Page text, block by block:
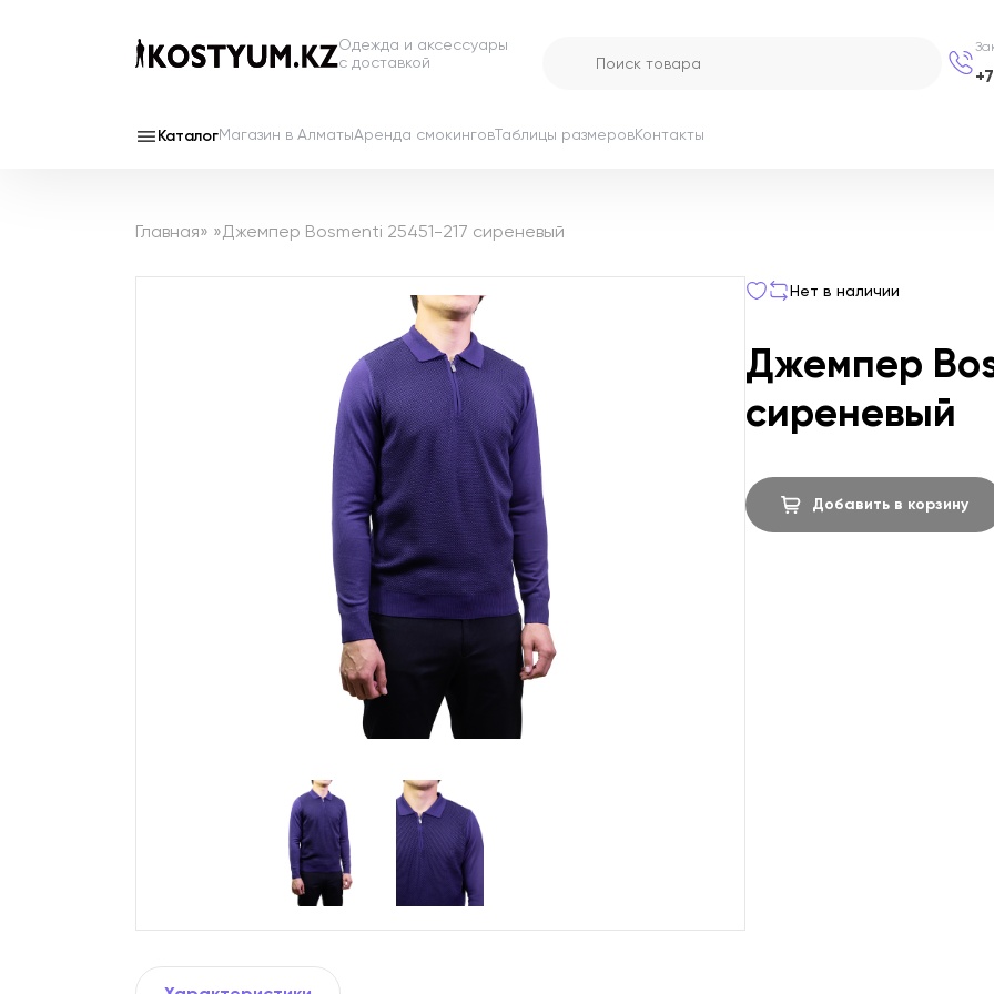
Одежда и аксессуары
с доставкой
КаталогМагазин в АлматыАренда смокинговТаблицы размеровКонтакты
Главная» »Джемпер Bosmenti 25451-217 сиреневый
Нет в наличии
Джемпер
сиреневый
Добавить в корзину